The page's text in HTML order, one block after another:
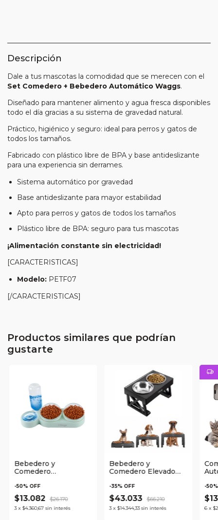
Descripción
Dale a tus mascotas la comodidad que se merecen con el
Set Comedero + Bebedero Automático Waggs.
Diseñado para mantener alimento y agua fresca disponibles
todo el día gracias a su sistema de gravedad natural.
Práctico, higiénico y seguro: ideal para perros y gatos de
todos los tamaños.
Fabricado con plástico libre de BPA y base antideslizante
para una experiencia sin derrames.
Sistema automático por gravedad
Base antideslizante para mayor estabilidad
Apto para perros y gatos de todos los tamaños
Plástico libre de BPA: seguro para tus mascotas
¡Alimentación constante sin electricidad!
[CARACTERISTICAS]
Modelo: PETF07
[/CARACTERISTICAS]
Productos similares que podrían
gustarte
Bebedero y
Comedero
Antivuelco Para
Mascotas Waggs
-50% OFF
$13.082 $26.170
3 x $4.360,67 sin interés
Bebedero y
Comedero Elevado
-35% OFF
$43.033 $66.210
3 x $14.344,33 sin interés
y
-50
6 x